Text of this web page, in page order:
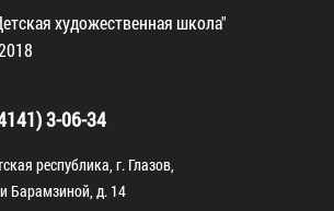
художественная школа"
3-06-34
республика, г. Глазов,
Барамзиной, д. 14